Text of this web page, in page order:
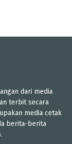
dari media
terbit secara
media cetak
berita-berita